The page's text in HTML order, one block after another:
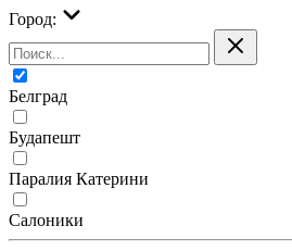
Город:
Белград
Будапешт
Паралия Катерини
Салоники